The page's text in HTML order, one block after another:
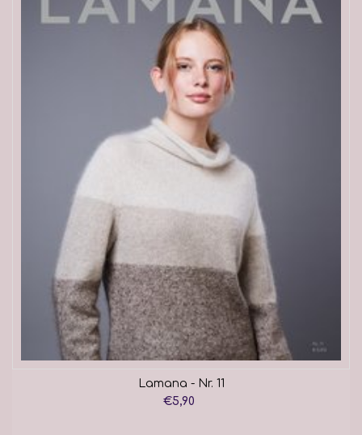
Lamana - Nr. 11
€5,90